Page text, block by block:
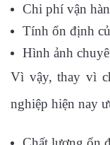
Chi phí vận
Tính ổn định
Hình ảnh
Vì vậy, thay vì
nghiệp hiện nay